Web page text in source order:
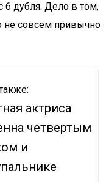
6 дубля. Дело в том,
не совсем привычно
актриса
четвертым
и